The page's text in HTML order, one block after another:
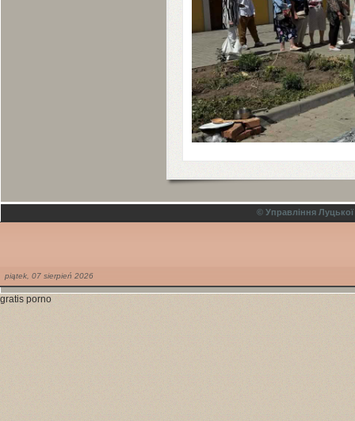
© Управління Луцької
piątek, 07 sierpień 2026
gratis porno